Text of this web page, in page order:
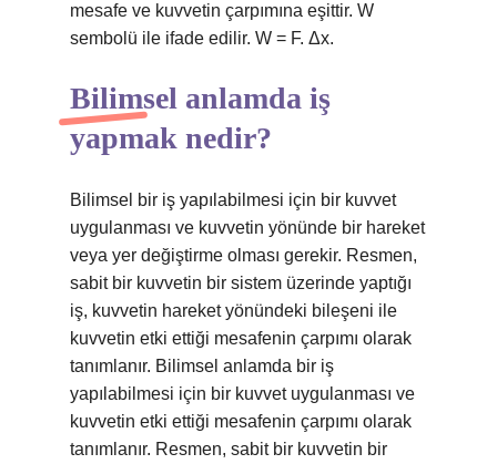
mesafe ve kuvvetin çarpımına eşittir. W
sembolü ile ifade edilir. W = F. Δx.
Bilimsel anlamda iş
yapmak nedir?
Bilimsel bir iş yapılabilmesi için bir kuvvet
uygulanması ve kuvvetin yönünde bir hareket
veya yer değiştirme olması gerekir. Resmen,
sabit bir kuvvetin bir sistem üzerinde yaptığı
iş, kuvvetin hareket yönündeki bileşeni ile
kuvvetin etki ettiği mesafenin çarpımı olarak
tanımlanır. Bilimsel anlamda bir iş
yapılabilmesi için bir kuvvet uygulanması ve
kuvvetin etki ettiği mesafenin çarpımı olarak
tanımlanır. Resmen, sabit bir kuvvetin bir